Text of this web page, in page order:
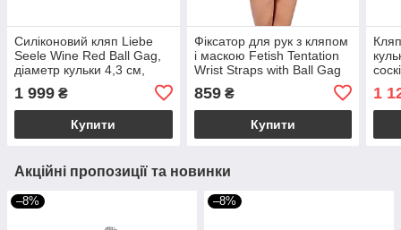
Силіконовий кляп Liebe
Seele Wine Red Ball Gag,
діаметр кульки 4,3 см,
шкіри
1 999 ₴
Купити
Фіксатор для рук з кляпом
і маскою Fetish Tentation
Wrist Straps with Ball Gag
859₴
Купити
1
Акційні пропозиції та новинки
–8% –8%